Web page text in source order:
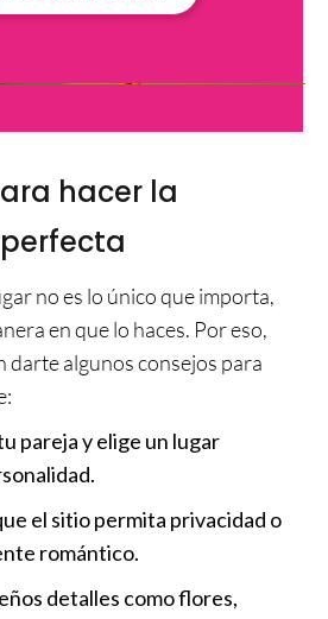
hacer la
no es lo único que importa,
en que lo haces. Por eso,
darte algunos consejos para
pareja y elige un lugar
el sitio permita privacidad o
romántico.
detalles como flores,